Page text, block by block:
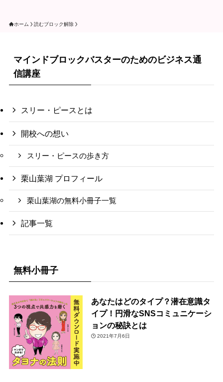
ホーム 読むブロック解除
マインドブロックバスターのためのビジネス通
信講座
スリー・ピースとは
開校への想い
スリー・ピースの歩き方
栗山葉湖 プロフィール
栗山葉湖の無料小冊子一覧
記事一覧
無料小冊子
あなたはどのタイプ？潜在意識タ
イプ！円滑なSNSコミュニケーシ
ョンの秘訣とは
2021年7月6日